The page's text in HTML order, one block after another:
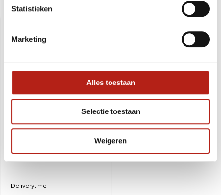
Statistieken
Marketing
Alles toestaan
Selectie toestaan
Weigeren
Recent bekeken
Coaching stokken
Deliverytime